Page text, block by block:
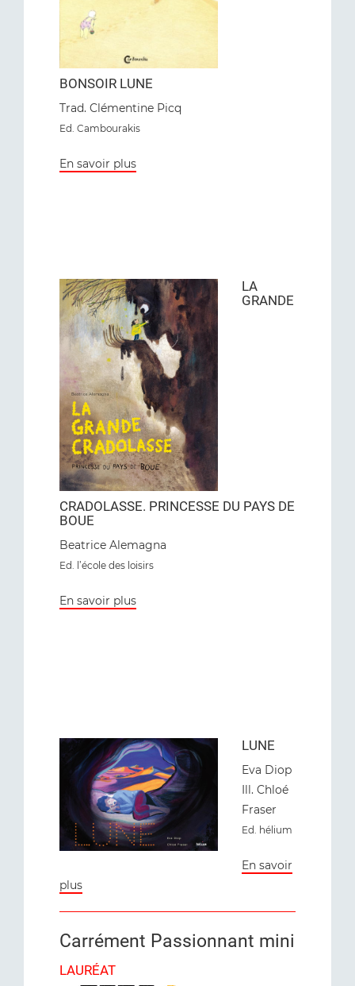
BONSOIR LUNE
Trad. Clémentine Picq
Ed. Cambourakis
En savoir plus
LA
GRANDE
CRADOLASSE. PRINCESSE DU PAYS DE
BOUE
Beatrice Alemagna
Ed. l’école des loisirs
En savoir plus
LUNE
Eva Diop
Ill. Chloé
Fraser
Ed. hélium
En savoir
plus
Carrément Passionnant mini
LAURÉAT